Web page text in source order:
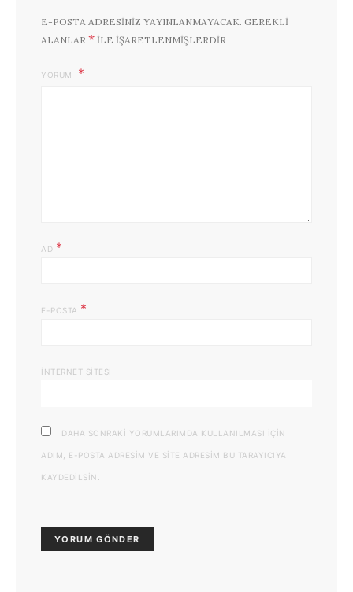
E-POSTA ADRESINIZ YAYINLANMAYACAK. GEREKLI
ALANLAR * ILE IŞARETLENMIŞLERDIR
YORUM
AD *
E-POSTA *
İNTERNET SITESI
DAHA SONRAKI YORUMLARIMDA KULLANILMASI IÇIN
ADIM, E-POSTA ADRESIM VE SITE ADRESIM BU TARAYICIYA
KAYDEDILSIN.